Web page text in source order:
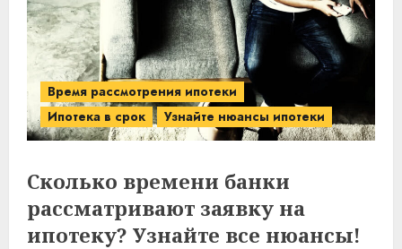
Время рассмотрения ипотеки
Ипотека в срок
Узнайте нюансы ипотеки
Сколько времени банки
рассматривают заявку на
ипотеку? Узнайте все нюансы!